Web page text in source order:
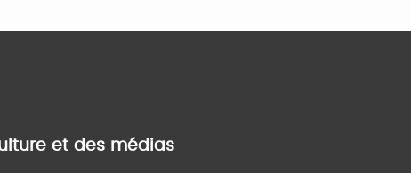
et des médias